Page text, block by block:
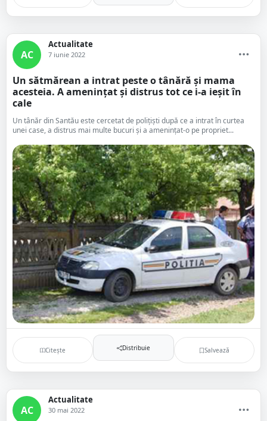
AC
Actualitate
7 iunie 2022
Un sătmărean a intrat peste o tânără și mama
acesteia. A amenințat și distrus tot ce i-a ieșit în
cale
Un tânăr din Santău este cercetat de polițiști după ce a intrat în curtea
unei case, a distrus mai multe bucuri și a amenințat-o pe propriet...
Citește Distribuie Salvează
AC
Actualitate
30 mai 2022